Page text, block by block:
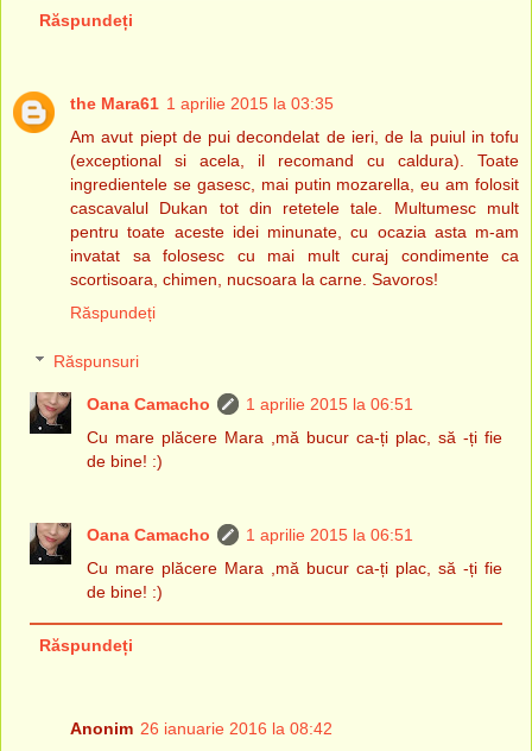
Răspundeți
the Mara61 1 aprilie 2015 la 03:35
Am avut piept de pui decondelat de ieri, de la puiul in tofu
(exceptional si acela, il recomand cu caldura). Toate
ingredientele se gasesc, mai putin mozarella, eu am folosit
cascavalul Dukan tot din retetele tale. Multumesc mult
pentru toate aceste idei minunate, cu ocazia asta m-am
invatat sa folosesc cu mai mult curaj condimente ca
scortisoara, chimen, nucsoara la carne. Savoros!
Răspundeți
Răspunsuri
Oana Camacho
1 aprilie 2015 la 06:51
Cu mare plăcere Mara ,mă bucur ca-ți plac, să -ți fie
de bine! :)
Oana Camacho
1 aprilie 2015 la 06:51
Cu mare plăcere Mara ,mă bucur ca-ți plac, să -ți fie
de bine! :)
Răspundeți
Anonim 26 ianuarie 2016 la 08:42